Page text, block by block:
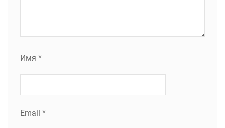
Имя *
Email *